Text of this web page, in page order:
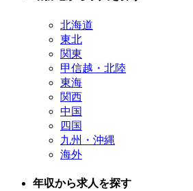
北海道
東北
関東
甲信越・北陸
東海
関西
中国
四国
九州・沖縄
海外
年収から求人を探す